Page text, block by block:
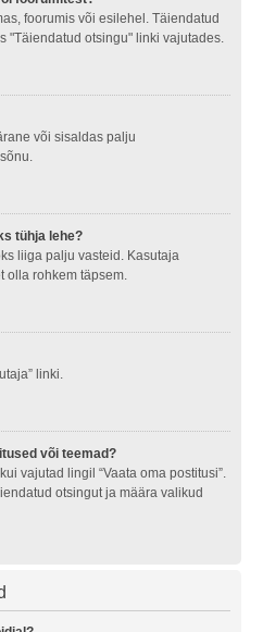
foorumis või esilehel. Täiendatud
"Täiendatud otsingu" linki vajutades.
või sisaldas palju
tühja lehe?
liiga palju vasteid. Kasutaja
olla rohkem täpsem.
linki.
või teemad?
vajutad lingil “Vaata oma postitusi”.
otsingut ja määra valikud